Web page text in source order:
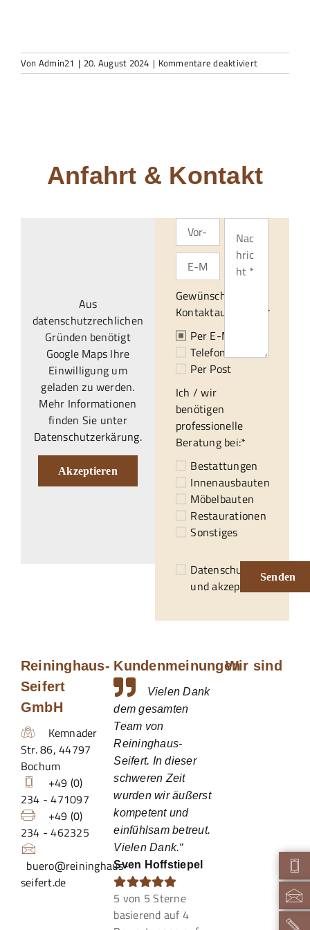
Von Admin21 | 20. August 2024 | Kommentare deaktiviertfür
Anfahrt & Kontakt
Aus
datenschutzrechlichen
Gründen benötigt
Google Maps Ihre
Einwilligung um
geladen zu werden.
Mehr Informationen
finden Sie unter
Datenschutzerkärung.
Akzeptieren
Gewünschte
Kontaktaufnahme:*
Per E-Mail
Telefonisch
Per Post
Ich / wir
benötigen
professionelle
Beratung bei:*
Bestattungen
Innenausbauten
Möbelbauten
Restaurationen
Sonstiges
Datenschutzerklärung
und akzeptiert.*
Senden
Reininghaus-
Seifert
GmbH
Kemnader
Str. 86,44797
Bochum
+49 (0)
234 - 471097
+49 (0)
234 - 462325
buero@reininghaus-
seifert.de
Kundenmeinungen
Vielen Dank
dem gesamten
Team von
Reininghaus-
Seifert. In dieser
schweren Zeit
wurden wir äußerst
kompetent und
einfühlsam betreut.
Vielen Dank.“
Sven Hoffstiepel
5 von 5 Sterne
basierend auf 4
Wir sind